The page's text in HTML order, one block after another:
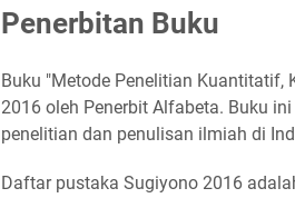
Penerbitan Buku
Buku "Metode Penelitian Kuantitatif,
2016 oleh Penerbit Alfabeta. Buku
penelitian dan penulisan ilmiah di
Daftar pustaka Sugiyono 2016